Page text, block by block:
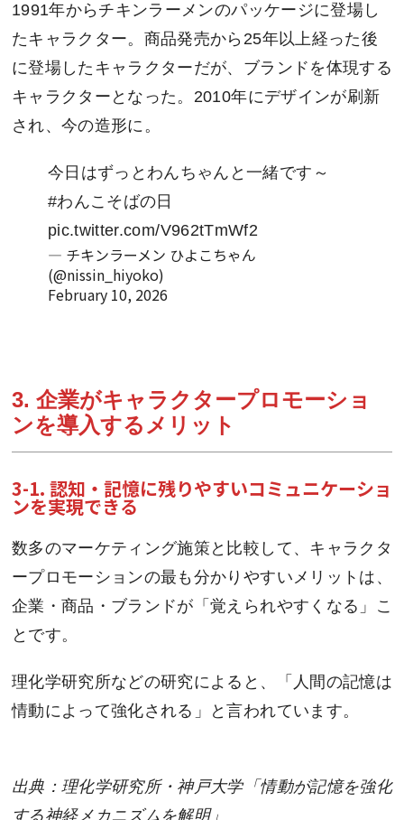
1991年からチキンラーメンのパッケージに登場し
たキャラクター。商品発売から25年以上経った後
に登場したキャラクターだが、ブランドを体現する
キャラクターとなった。2010年にデザインが刷新
され、今の造形に。
今日はずっとわんちゃんと一緒です～
#わんこそばの日
pic.twitter.com/V962tTmWf2
— チキンラーメン ひよこちゃん
(@nissin_hiyoko)
February 10, 2026
3. 企業がキャラクタープロモーショ
ンを導入するメリット
3-1. 認知・記憶に残りやすいコミュニケーショ
ンを実現できる
数多のマーケティング施策と比較して、キャラクタ
ープロモーションの最も分かりやすいメリットは、
企業・商品・ブランドが「覚えられやすくなる」こ
とです。
理化学研究所などの研究によると、「人間の記憶は
情動によって強化される」と言われています。
出典：理化学研究所・神戸大学「情動が記憶を強化
する神経メカニズムを解明」